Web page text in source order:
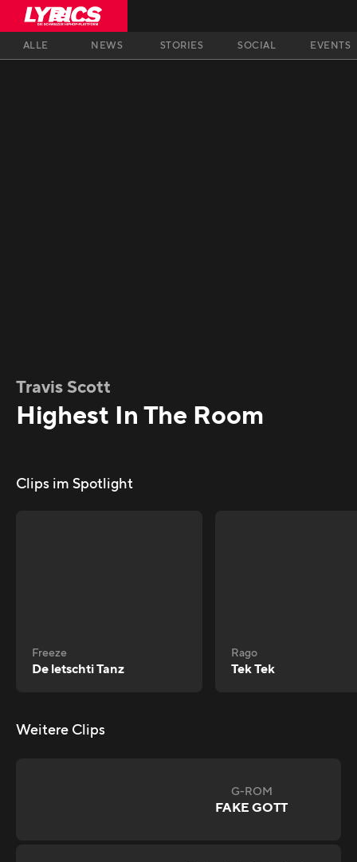
ALLE NEWS STORIES SOCIAL EVENTS
Travis Scott
Highest In The Room
Clips im Spotlight
Freeze
De letschti Tanz
Rago
Tek Tek
Weitere Clips
G-ROM
FAKE GOTT